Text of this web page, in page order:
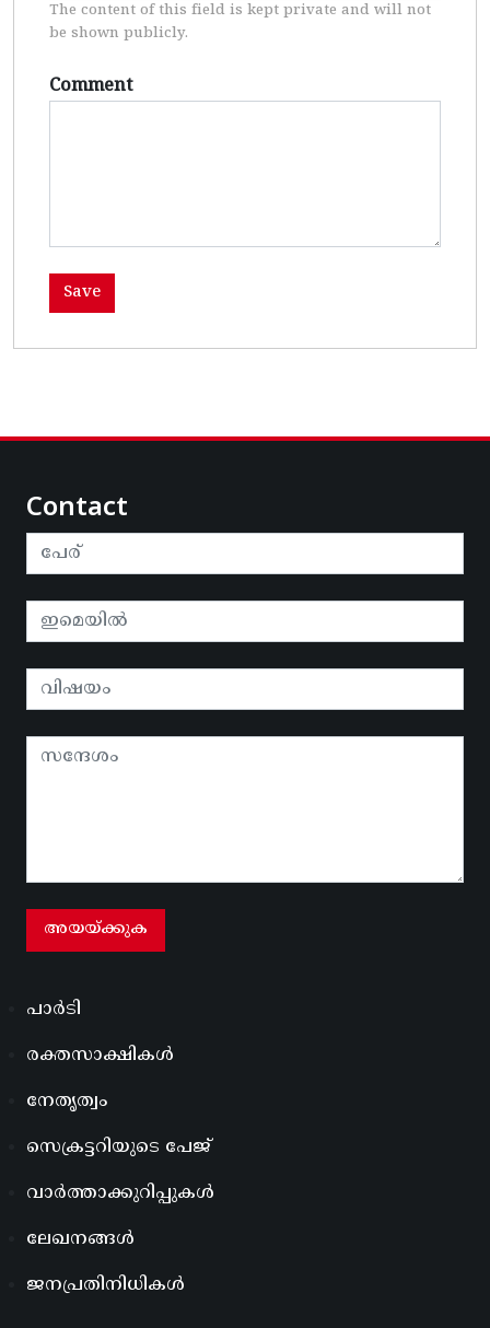
The content of this field is kept private and will not
be shown publicly.
Comment
Contact
പാർടി
രക്തസാക്ഷികൾ
നേതൃത്വം
സെക്രട്ടറിയുടെ പേജ്
വാർത്താക്കുറിപ്പുകൾ
ലേഖനങ്ങൾ
ജനപ്രതിനിധികൾ